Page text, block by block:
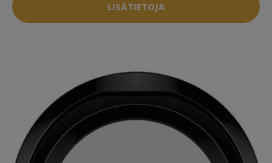
LISÄTIETOJA